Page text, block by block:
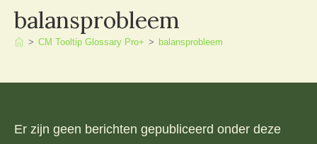
balansprobleem
> CM Tooltip Glossary Pro+ > balansprobleem
Er zijn geen berichten gepubliceerd onder deze